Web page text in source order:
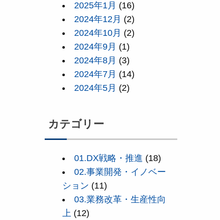
2025年1月 (16)
2024年12月 (2)
2024年10月 (2)
2024年9月 (1)
2024年8月 (3)
2024年7月 (14)
2024年5月 (2)
カテゴリー
01.DX戦略・推進 (18)
02.事業開発・イノベー
ション (11)
03.業務改革・生産性向
上 (12)